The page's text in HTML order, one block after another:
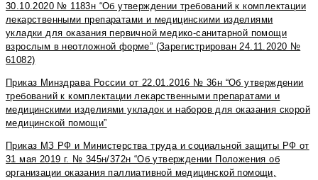
30.10.2020 № 1183н “Об утверждении требований к комплектации
лекарственными препаратами и медицинскими изделиями
укладки для оказания первичной медико-санитарной помощи
взрослым в неотложной форме” (Зарегистрирован 24.11.2020 №
61082)
Приказ Минздрава России от 22.01.2016 № 36н “Об утверждении
требований к комплектации лекарственными препаратами и
медицинскими изделиями укладок и наборов для оказания скорой
медицинской помощи”
Приказ МЗ РФ и Министерства труда и социальной защиты РФ от
31 мая 2019 г. № 345н/372н “Об утверждении Положения об
организации оказания паллиативной медицинской помощи,